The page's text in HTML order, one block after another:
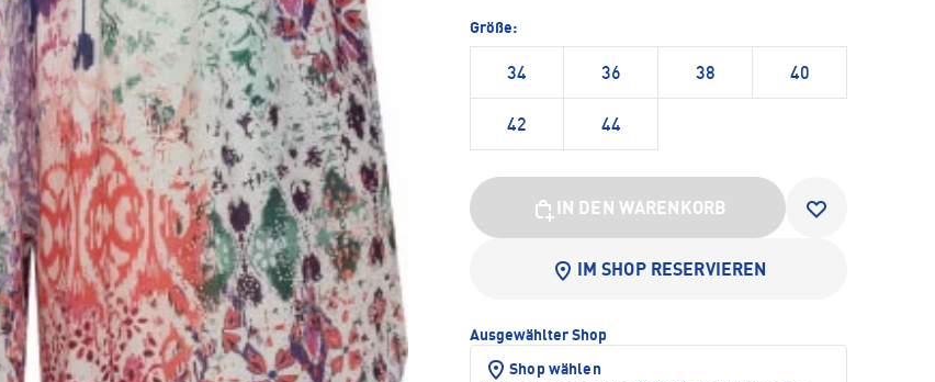
Größe:
34 36 38 40
42 44
IN DEN WARENKORB
IM SHOP RESERVIEREN
Ausgewählter Shop
Shop wählen